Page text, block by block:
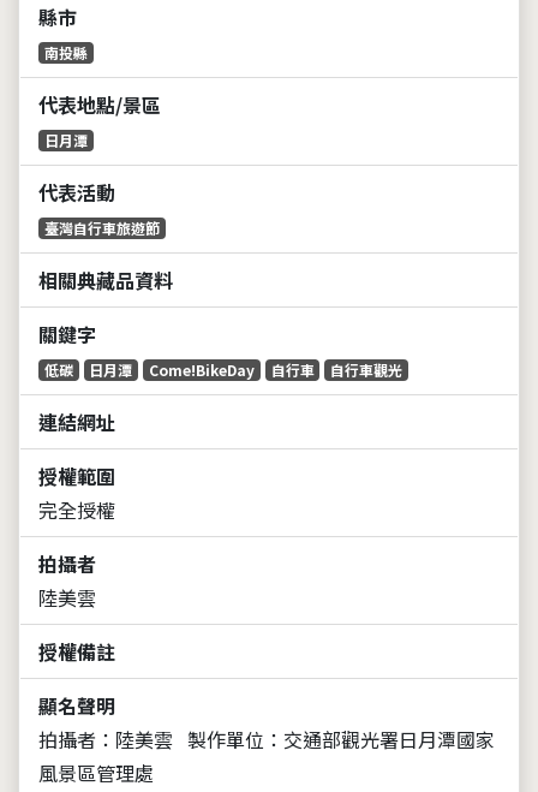
縣市
南投縣
代表地點/景區
日月潭
代表活動
臺灣自行車旅遊節
相關典藏品資料
關鍵字
低碳 日月潭 Come!BikeDay 自行車 自行車觀光
連結網址
授權範圍
完全授權
拍攝者
陸美雲
授權備註
顯名聲明
拍攝者：陸美雲 製作單位：交通部觀光署日月潭國家
風景區管理處